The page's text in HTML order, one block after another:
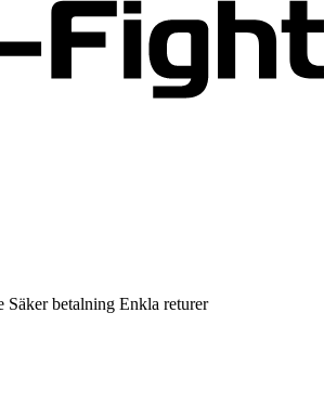
Säker betalning Enkla returer